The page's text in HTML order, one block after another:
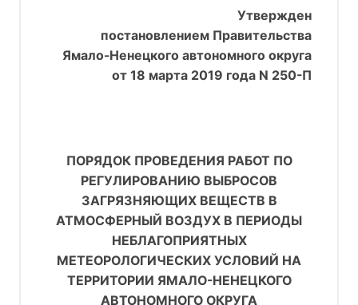
Утвержден
постановлением Правительства
Ямало-Ненецкого автономного округа
от 18 марта 2019 года N 250-П
ПОРЯДОК ПРОВЕДЕНИЯ РАБОТ ПО
РЕГУЛИРОВАНИЮ ВЫБРОСОВ
ЗАГРЯЗНЯЮЩИХ ВЕЩЕСТВ В
АТМОСФЕРНЫЙ ВОЗДУХ В ПЕРИОДЫ
НЕБЛАГОПРИЯТНЫХ
МЕТЕОРОЛОГИЧЕСКИХ УСЛОВИЙ НА
ТЕРРИТОРИИ ЯМАЛО-НЕНЕЦКОГО
АВТОНОМНОГО ОКРУГА